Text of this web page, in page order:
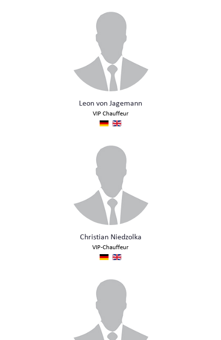
Leon von Jagemann
VIP Chauffeur
Christian Niedzolka
VIP-Chauffeur